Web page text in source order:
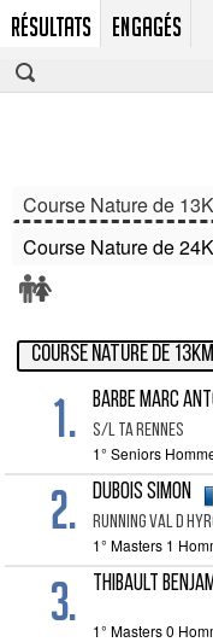
RÉSULTATS ENGAGÉS
Course Nature de
Course Nature de
Course Nature de 13Km
1. BARBE Marc
S/L TA RENNES
1° Seniors
2. DUBOIS Simon
RUNNING VAL D
1° Masters 1
3. THIBAULT
1° Masters 0